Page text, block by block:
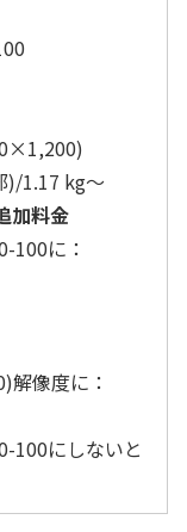
1.17 kg～
加料金
100に：
解像度に：
100にしないと